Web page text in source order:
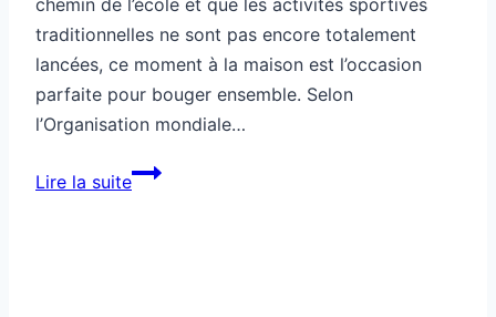
traditionnelles ne sont pas encore totalement
lancées, ce moment à la maison est l’occasion
parfaite pour bouger ensemble. Selon
l’Organisation mondiale…
Lire la suiteComment